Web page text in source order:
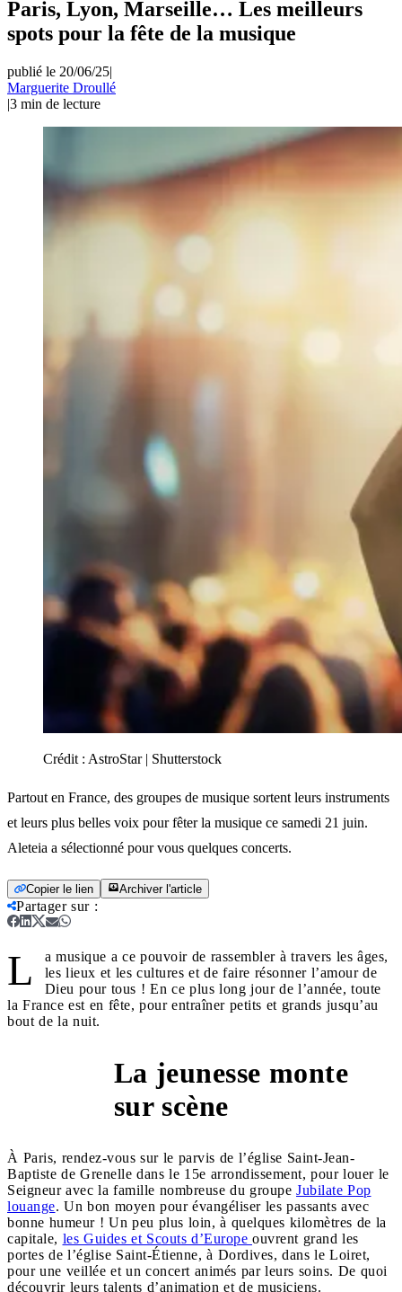
Paris, Lyon, Marseille… Les meilleurs
spots pour la fête de la musique
publié le 20/06/25|
Marguerite Droullé
|3 min de lecture
Crédit : AstroStar | Shutterstock
Partout en France, des groupes de musique sortent leurs instruments
et leurs plus belles voix pour fêter la musique ce samedi 21 juin.
Aleteia a sélectionné pour vous quelques concerts.
Copier le lien Archiver l'article
Partager sur:
L
a musique a ce pouvoir de rassembler à travers les âges,
les lieux et les cultures et de faire résonner l’amour de
Dieu pour tous ! En ce plus long jour de l’année, toute
la France est en fête, pour entraîner petits et grands jusqu’au
bout de la nuit.
La jeunesse monte
sur scène
À Paris, rendez-vous sur le parvis de l’église Saint-Jean-
Baptiste de Grenelle dans le 15e arrondissement, pour louer le
Seigneur avec la famille nombreuse du groupe Jubilate Pop
louange. Un bon moyen pour évangéliser les passants avec
bonne humeur ! Un peu plus loin, à quelques kilomètres de la
capitale, les Guides et Scouts d’Europe ouvrent grand les
portes de l’église Saint-Étienne, à Dordives, dans le Loiret,
pour une veillée et un concert animés par leurs soins. De quoi
découvrir leurs talents d’animation et de musiciens.